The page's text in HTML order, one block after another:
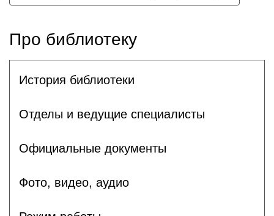
Про библиотеку
История библиотеки
Отделы и ведущие специалисты
Официальные документы
Фото, видео, аудио